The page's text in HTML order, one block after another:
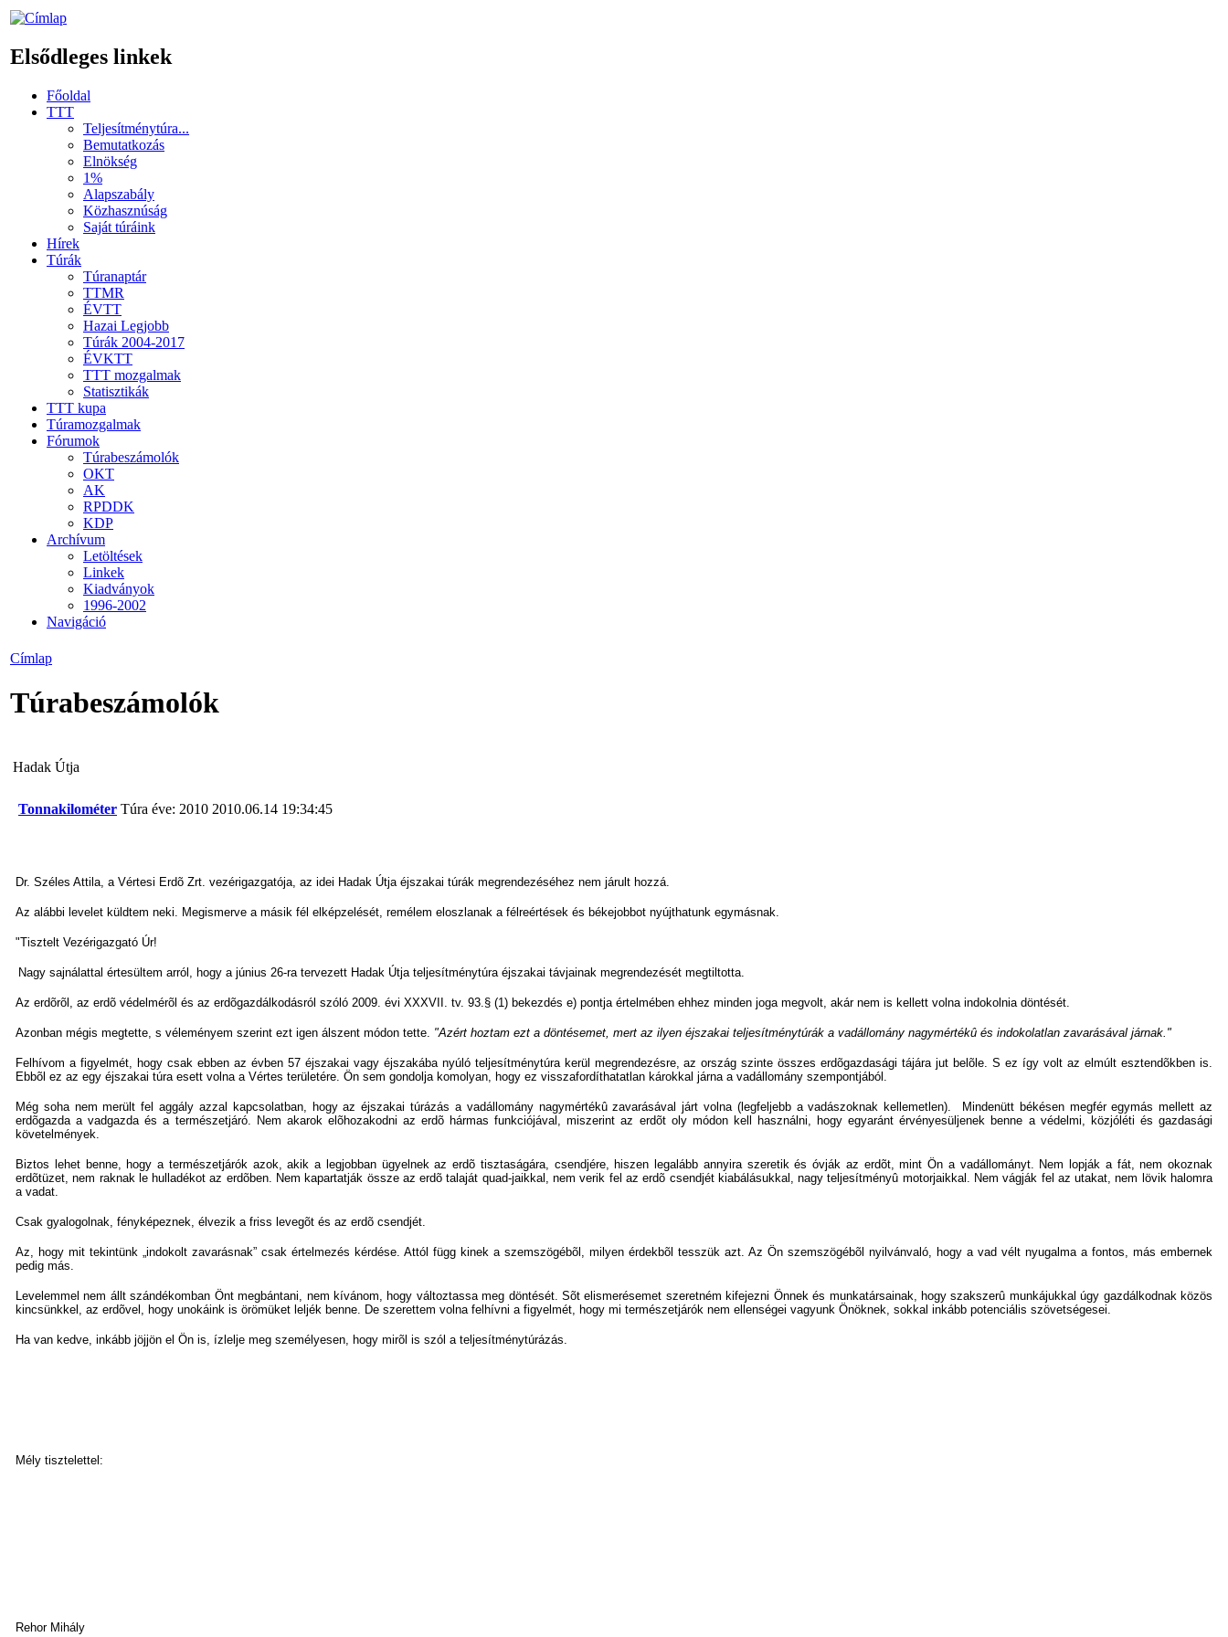
Elsődleges linkek
Főoldal
TTT
Teljesítménytúra...
Bemutatkozás
Elnökség
1%
Alapszabály
Közhasznúság
Saját túráink
Hírek
Túrák
Túranaptár
TTMR
ÉVTT
Hazai Legjobb
Túrák 2004-2017
ÉVKTT
TTT mozgalmak
Statisztikák
TTT kupa
Túramozgalmak
Fórumok
Túrabeszámolók
OKT
AK
RPDDK
KDP
Archívum
Letöltések
Linkek
Kiadványok
1996-2002
Navigáció
Címlap
Túrabeszámolók
Hadak Útja
Tonnakilométer Túra éve: 2010 2010.06.14 19:34:45
Dr. Széles Attila, a Vértesi Erdõ Zrt. vezérigazgatója, az idei Hadak Útja éjszakai túrák megrendezéséhez nem járult hozzá.
Az alábbi levelet küldtem neki. Megismerve a másik fél elképzelését, remélem eloszlanak a félreértések és békejobbot nyújthatunk egymásnak.
"Tisztelt Vezérigazgató Úr!
Nagy sajnálattal értesültem arról, hogy a június 26-ra tervezett Hadak Útja teljesítménytúra éjszakai távjainak megrendezését megtiltotta.
Az erdõrõl, az erdõ védelmérõl és az erdõgazdálkodásról szóló 2009. évi XXXVII. tv. 93.§ (1) bekezdés e) pontja értelmében ehhez minden joga megvolt, akár nem is kellett volna indokolnia döntését.
Azonban mégis megtette, s véleményem szerint ezt igen álszent módon tette. "Azért hoztam ezt a döntésemet, mert az ilyen éjszakai teljesítménytúrák a vadállomány nagymértékû és indokolatlan zavarásával járnak."
Felhívom a figyelmét, hogy csak ebben az évben 57 éjszakai vagy éjszakába nyúló teljesítménytúra kerül megrendezésre, az ország szinte összes erdõgazdasági tájára jut belõle. S ez így volt az elmúlt esztendõkben is.
Ebbõl ez az egy éjszakai túra esett volna a Vértes területére. Ön sem gondolja komolyan, hogy ez visszafordíthatatlan károkkal járna a vadállomány szempontjából.
Még soha nem merült fel aggály azzal kapcsolatban, hogy az éjszakai túrázás a vadállomány nagymértékû zavarásával járt volna (legfeljebb a vadászoknak kellemetlen). Mindenütt békésen megfér egymás mellett az
erdõgazda a vadgazda és a természetjáró. Nem akarok elõhozakodni az erdõ hármas funkciójával, miszerint az erdõt oly módon kell használni, hogy egyaránt érvényesüljenek benne a védelmi, közjóléti és gazdasági
követelmények.
Biztos lehet benne, hogy a természetjárók azok, akik a legjobban ügyelnek az erdõ tisztaságára, csendjére, hiszen legalább annyira szeretik és óvják az erdõt, mint Ön a vadállományt. Nem lopják a fát, nem okoznak
erdõtüzet, nem raknak le hulladékot az erdõben. Nem kapartatják össze az erdõ talaját quad-jaikkal, nem verik fel az erdõ csendjét kiabálásukkal, nagy teljesítményû motorjaikkal. Nem vágják fel az utakat, nem lövik halomra
a vadat.
Csak gyalogolnak, fényképeznek, élvezik a friss levegõt és az erdõ csendjét.
Az, hogy mit tekintünk „indokolt zavarásnak” csak értelmezés kérdése. Attól függ kinek a szemszögébõl, milyen érdekbõl tesszük azt. Az Ön szemszögébõl nyilvánvaló, hogy a vad vélt nyugalma a fontos, más embernek
pedig más.
Levelemmel nem állt szándékomban Önt megbántani, nem kívánom, hogy változtassa meg döntését. Sõt elismerésemet szeretném kifejezni Önnek és munkatársainak, hogy szakszerû munkájukkal úgy gazdálkodnak közös
kincsünkkel, az erdõvel, hogy unokáink is örömüket leljék benne. De szerettem volna felhívni a figyelmét, hogy mi természetjárók nem ellenségei vagyunk Önöknek, sokkal inkább potenciális szövetségesei.
Ha van kedve, inkább jöjjön el Ön is, ízlelje meg személyesen, hogy mirõl is szól a teljesítménytúrázás.
Mély tisztelettel:
Rehor Mihály